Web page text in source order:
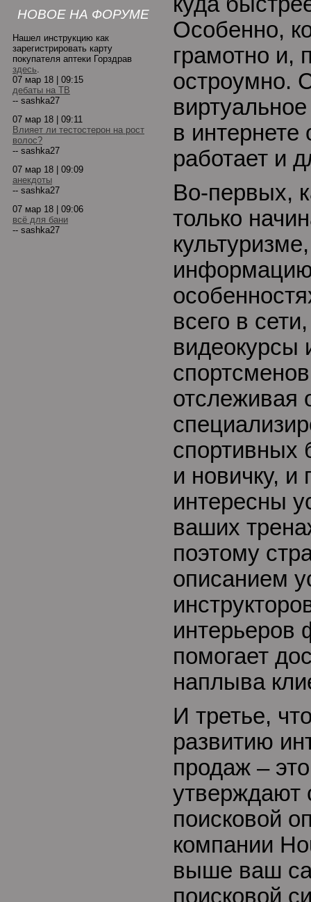
НОВОЕ НА ФОРУМЕ
Нашел инструкцию как
зарегистрировать карту
покупателя аптеки Горздрав
здесь.
07 мар 18 | 09:15
дебаты на ТВ
-- sashka27
07 мар 18 | 09:11
Влияет ли тестостерон на рост
волос?
-- sashka27
07 мар 18 | 09:09
анекдоты
-- sashka27
07 мар 18 | 09:06
всё для бани
-- sashka27
Особенно,
грамотно и,
остроумно.
в интернете
работает и
Во-первых,
только
информацию
всего в
видеокурсы
отслеживая
спортивных
и новичку,
интересны
ваших
поэтому
описанием
интерьеров
помогает
наплыва
И третье,
развитию
продаж –
утверждают
поисковой
компании
выше ваш
поисковой